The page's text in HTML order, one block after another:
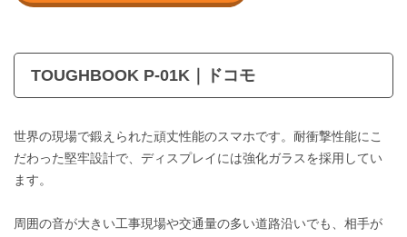
TOUGHBOOK P-01K｜ドコモ
世界の現場で鍛えられた頑丈性能のスマホです。耐衝撃性能にこ
だわった堅牢設計で、ディスプレイには強化ガラスを採用してい
ます。
周囲の音が大きい工事現場や交通量の多い道路沿いでも、相手が